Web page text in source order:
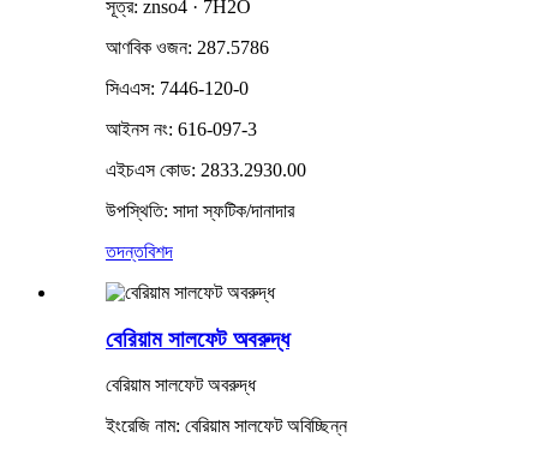
সূত্র: znso4 · 7H2O
আণবিক ওজন: 287.5786
সিএএস: 7446-120-0
আইনস নং: 616-097-3
এইচএস কোড: 2833.2930.00
উপস্থিতি: সাদা স্ফটিক/দানাদার
তদন্তবিশদ
বেরিয়াম সালফেট অবরুদ্ধ
বেরিয়াম সালফেট অবরুদ্ধ
ইংরেজি নাম: বেরিয়াম সালফেট অবিচ্ছিন্ন